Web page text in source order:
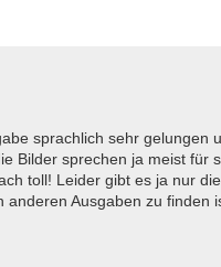
sprachlich sehr gelungen
Bilder sprechen ja meist für
toll! Leider gibt es ja nur
anderen Ausgaben zu finden